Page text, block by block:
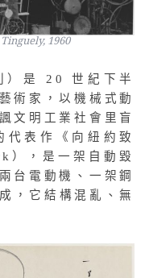
1960
是 20 世紀下半
術家，以機械式動
文明工業社會里盲
代表作《向紐約致
，是一架自動毀
台電動機、一架鋼
，它結構混亂、無